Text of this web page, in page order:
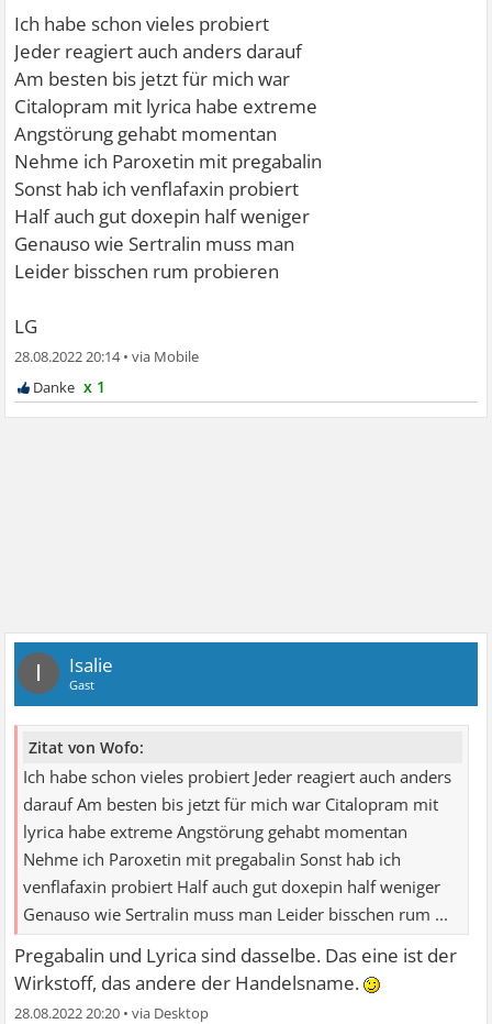
Ich habe schon vieles probiert
Jeder reagiert auch anders darauf
Am besten bis jetzt für mich war
Citalopram mit lyrica habe extreme
Angstörung gehabt momentan
Nehme ich Paroxetin mit pregabalin
Sonst hab ich venflafaxin probiert
Half auch gut doxepin half weniger
Genauso wie Sertralin muss man
Leider bisschen rum probieren
LG
28.08.2022 20:14•
x 1
I Isalie
Gast
Zitat von Wofo:
Ich habe schon vieles probiert Jeder reagiert auch anders
darauf Am besten bis jetzt für mich war Citalopram mit
lyrica habe extreme Angstörung gehabt momentan
Nehme ich Paroxetin mit pregabalin Sonst hab ich
venflafaxin probiert Half auch gut doxepin half weniger
Genauso wie Sertralin muss man Leider bisschen rum ...
Pregabalin und Lyrica sind dasselbe. Das eine ist der
Wirkstoff, das andere der Handelsname.
28.08.2022 20:20 •